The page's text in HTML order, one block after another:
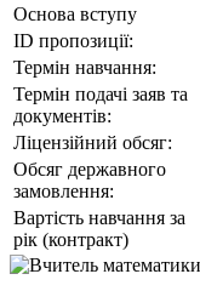
Основа вступу
ID пропозиції:
Термін навчання:
Термін подачі заяв та
документів:
Ліцензійний обсяг:
Обсяг державного
замовлення:
Вартість навчання за
рік (контракт)